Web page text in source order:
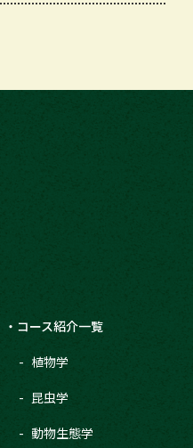
コース紹介一覧
植物学
昆虫学
動物生態学